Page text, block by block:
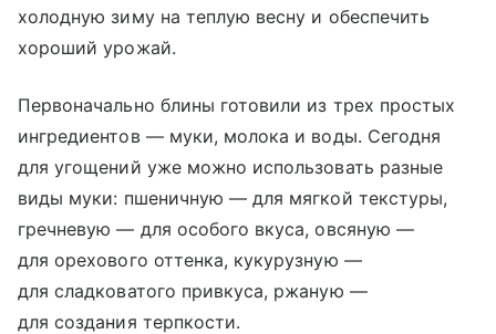
холодную зиму на теплую весну и обеспечить
хороший урожай.
Первоначально блины готовили из трех простых
ингредиентов — муки, молока и воды. Сегодня
для угощений уже можно использовать разные
виды муки: пшеничную — для мягкой текстуры,
гречневую — для особого вкуса, овсяную —
для орехового оттенка, кукурузную —
для сладковатого привкуса, ржаную —
для создания терпкости.